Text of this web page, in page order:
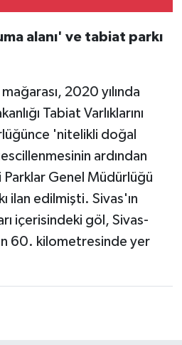
alanı' ve tabiat parkı
2020 yılında
Tabiat Varlıklarını
'nitelikli doğal
ardından
Genel Müdürlüğü
ilan edilmişti. Sivas'ın
içerisindeki göl, Sivas-
60. kilometresinde yer